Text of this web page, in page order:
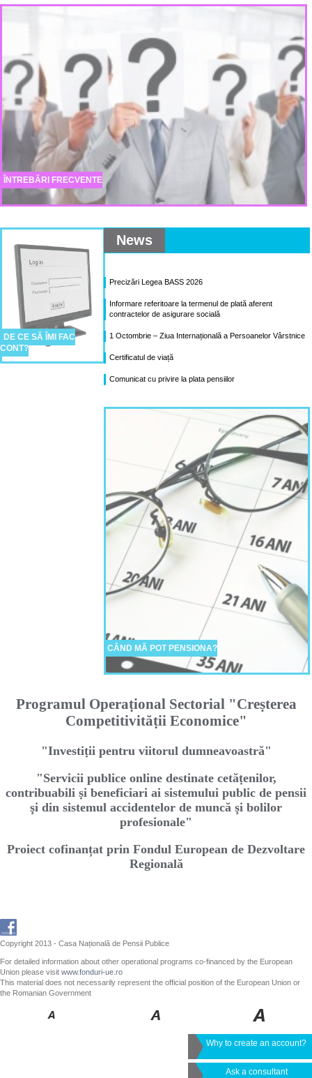
ÎNTREBĂRI FRECVENTE
DE CE SĂ ÎMI FAC
CONT?
News
Precizări Legea BASS 2026
Informare referitoare la termenul de plată aferent
contractelor de asigurare socială
1 Octombrie – Ziua Internațională a Persoanelor Vârstnice
Certificatul de viață
Comunicat cu privire la plata pensiilor
CÂND MĂ POT PENSIONA?
Programul Operaṭional Sectorial "Creṣterea
Competitivităṭii Economice"
"Investiṭii pentru viitorul dumneavoastră"
"Servicii publice online destinate cetăṭenilor,
contribuabili ṣi beneficiari ai sistemului public de pensii
şi din sistemul accidentelor de muncă şi bolilor
profesionale"
Proiect cofinanțat prin Fondul European de Dezvoltare
Regională
Copyright 2013 - Casa Națională de Pensii Publice
For detailed information about other operational programs co-financed by the European
Union please visit www.fonduri-ue.ro
This material does not necessarily represent the official position of the European Union or
the Romanian Government
Why to create an account?
Ask a consultant